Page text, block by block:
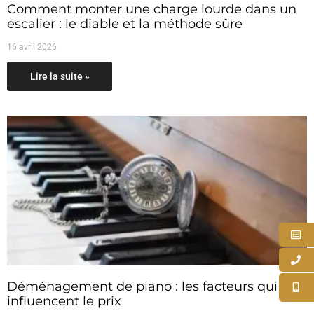
Comment monter une charge lourde dans un
escalier : le diable et la méthode sûre
16 avril 2026
Lire la suite »
Déménagement de piano : les facteurs qui
influencent le prix